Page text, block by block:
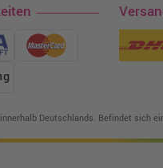
Deutschlands. Befindet sich